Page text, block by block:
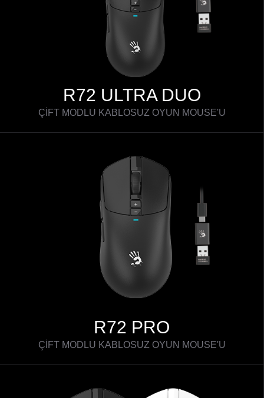
R72 ULTRA DUO
ÇİFT MODLU KABLOSUZ OYUN MOUSE'U
R72 PRO
ÇİFT MODLU KABLOSUZ OYUN MOUSE'U